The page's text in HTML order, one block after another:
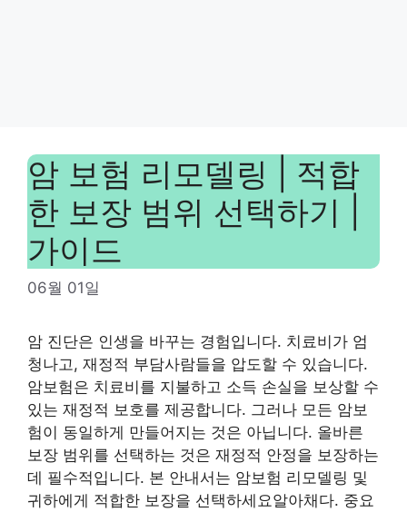
암 보험 리모델링 | 적합
한 보장 범위 선택하기 |
가이드
06월 01일
암 진단은 인생을 바꾸는 경험입니다. 치료비가 엄
청나고, 재정적 부담사람들을 압도할 수 있습니다.
암보험은 치료비를 지불하고 소득 손실을 보상할 수
있는 재정적 보호를 제공합니다. 그러나 모든 암보
험이 동일하게 만들어지는 것은 아닙니다. 올바른
보장 범위를 선택하는 것은 재정적 안정을 보장하는
데 필수적입니다. 본 안내서는 암보험 리모델링 및
귀하에게 적합한 보장을 선택하세요알아채다. 중요